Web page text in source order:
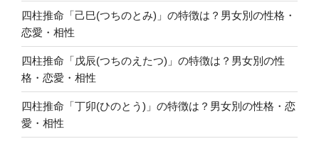
四柱推命「己巳(つちのとみ)」の特徴は？男女別の性格・
恋愛・相性
四柱推命「戊辰(つちのえたつ)」の特徴は？男女別の性
格・恋愛・相性
四柱推命「丁卯(ひのとう)」の特徴は？男女別の性格・恋
愛・相性